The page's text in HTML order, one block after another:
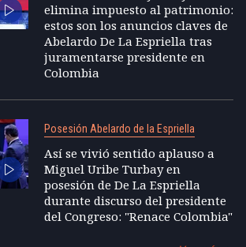
elimina impuesto al patrimonio:
estos son los anuncios claves de
Abelardo De La Espriella tras
juramentarse presidente en
Colombia
Posesión Abelardo de la Espriella
Así se vivió sentido aplauso a
Miguel Uribe Turbay en
posesión de De La Espriella
durante discurso del presidente
del Congreso: "Renace Colombia"